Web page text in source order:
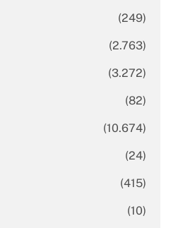
(249)
(2.763)
(3.272)
(82)
(10.674)
(24)
(415)
(10)